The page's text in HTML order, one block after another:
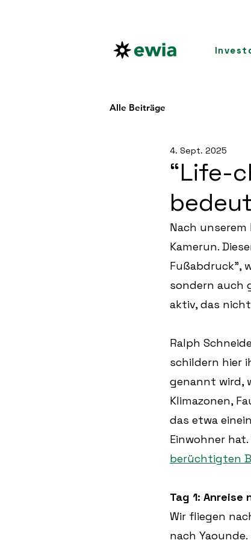
Alle Beiträge
“Life-
4. Sept. 2025
Nach
Kamerun.
Fußabdruck”,
sondern auch
aktiv, das
Ralph
schildern hier
genannt wird,
Klimazonen,
das etwa
Einwohner
berüchtigten
Tag 1: Anreise
Wir fliegen
nach